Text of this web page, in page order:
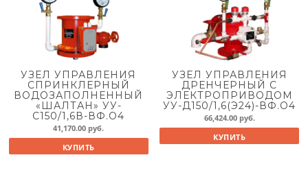
УЗЕЛ УПРАВЛЕНИЯ
СПРИНКЛЕРНЫЙ
ВОДОЗАПОЛНЕННЫЙ
«ШАЛТАН» УУ-
С150/1,6В-ВФ.О4
41,170.00 руб.
КУПИТЬ
УЗЕЛ УПРАВЛЕНИЯ
ДРЕНЧЕРНЫЙ С
ЭЛЕКТРОПРИВОДОМ
УУ-Д150/1,6(Э24)-ВФ.О4
66,424.00 руб.
КУПИТЬ